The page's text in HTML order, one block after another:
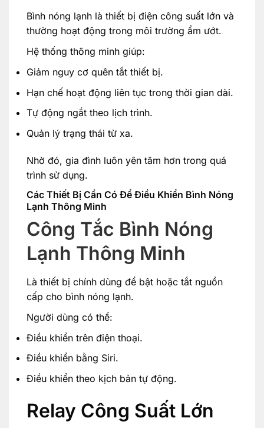
Bình nóng lạnh là thiết bị điện công suất lớn và
thường hoạt động trong môi trường ẩm ướt.
Hệ thống thông minh giúp:
Giảm nguy cơ quên tắt thiết bị.
Hạn chế hoạt động liên tục trong thời gian dài.
Tự động ngắt theo lịch trình.
Quản lý trạng thái từ xa.
Nhờ đó, gia đình luôn yên tâm hơn trong quá
trình sử dụng.
Các Thiết Bị Cần Có Để Điều Khiển Bình Nóng
Lạnh Thông Minh
Công Tắc Bình Nóng
Lạnh Thông Minh
Là thiết bị chính dùng để bật hoặc tắt nguồn
cấp cho bình nóng lạnh.
Người dùng có thể:
Điều khiển trên điện thoại.
Điều khiển bằng Siri.
Điều khiển theo kịch bản tự động.
Relay Công Suất Lớn